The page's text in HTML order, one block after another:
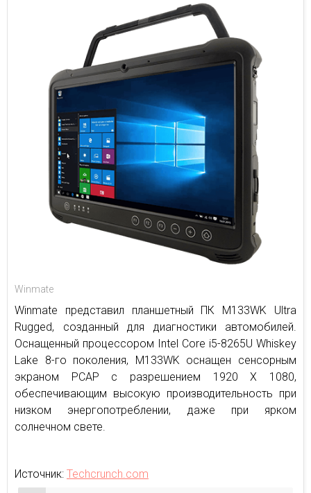
Winmate
Winmate представил планшетный ПК M133WK Ultra
Rugged, созданный для диагностики автомобилей.
Оснащенный процессором Intel Core i5-8265U Whiskey
Lake 8-го поколения, M133WK оснащен сенсорным
экраном PCAP с разрешением 1920 X 1080,
обеспечивающим высокую производительность при
низком энергопотреблении, даже при ярком
солнечном свете.
Источник: Techcrunch.com